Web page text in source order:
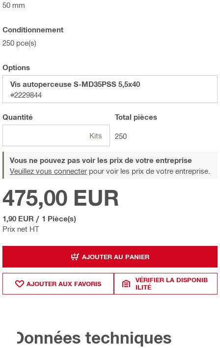
50 mm
Conditionnement
250 pce(s)
Options
Vis autoperceuse S-MD35PSS 5,5x40
#2229844
Quantité
Kits
Total pièces
250
Vous ne pouvez pas voir les prix de votre entreprise
Veuillez vous connecter pour voir les prix de votre entreprise.
Prix net HT
475,00 EUR
1,90 EUR / 1 Pièce(s)
AJOUTER AU PANIER
AJOUTER AUX FAVORIS
VÉRIFIER LA DISPONIB
ILITÉ
Données techniques